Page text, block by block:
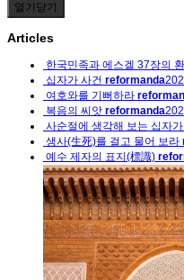
열기 닫기
Articles
한국민족과 에스겔 37장의
십자가 사건 reformanda
여호와를 기뻐하라
복음의 씨앗 reformanda
사순절에 생각해 보는 십자가
생사(生死)를 걸고 물어 보라
예수 제자의 표지(標識)